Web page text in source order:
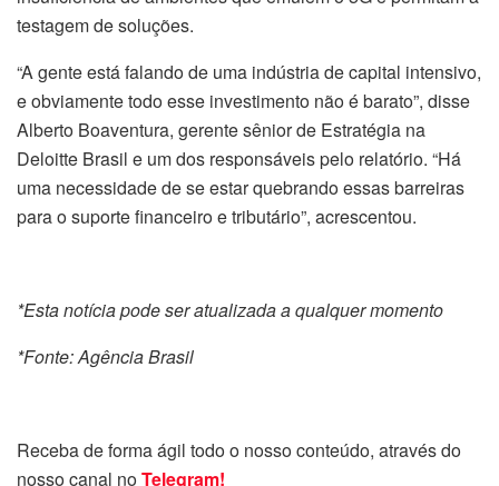
testagem de soluções.
“A gente está falando de uma indústria de capital intensivo,
e obviamente todo esse investimento não é barato”, disse
Alberto Boaventura, gerente sênior de Estratégia na
Deloitte Brasil e um dos responsáveis pelo relatório. “Há
uma necessidade de se estar quebrando essas barreiras
para o suporte financeiro e tributário”, acrescentou.
*Esta notícia pode ser atualizada a qualquer momento
*Fonte: Agência Brasil
Receba de forma ágil todo o nosso conteúdo, através do
nosso canal noTelegram!